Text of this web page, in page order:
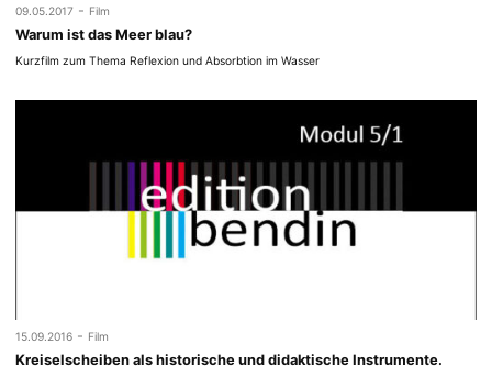
09.05.2017 - Film
Warum ist das Meer blau?
Kurzfilm zum Thema Reflexion und Absorbtion im Wasser
15.09.2016 - Film
Kreiselscheiben als historische und didaktische Instrumente.